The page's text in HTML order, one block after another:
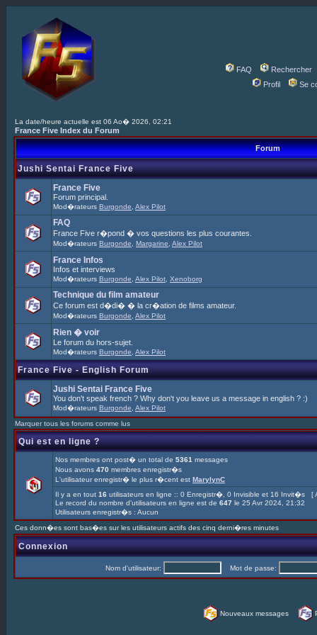
FAQ
Rechercher
Profil
Se
La date/heure actuelle est 06 Ao� 2026, 02:21
France Five Index du Forum
Forum
Jushi Sentai France Five
France Five
Forum principal.
Mod�rateurs Burgonde Alex Pilot
FAQ
France Five r�pond � vos questions les plus courantes.
Mod�rateurs Burgonde Margarine Alex Pilot
France Infos
Infos et interviews
Mod�rateurs Burgonde Alex Pilot Xenoborg
Technique du film amateur
Ce forum est d�di� � la cr�ation de films amateur.
Mod�rateurs Burgonde Alex Pilot
Rien � voir
Le forum du hors-sujet.
Mod�rateurs Burgonde Alex Pilot
France Five - English Forum
Jushi Sentai France Five
You don't speak french ? Why don't you leave us a message in english ? :)
Mod�rateurs Burgonde Alex Pilot
Marquer tous les forums comme lus
Qui est en ligne ?
Nos membres ont post� un total de 5361 messages
Nous avons 470 membres enregistr�s
L'utilisateur enregistr� le plus r�cent est MarylynC
Il y a en tout 16 utilisateurs en ligne :: 0 Enregistr�, 0 Invisible et 16 Invit�s [
Le record du nombre d'utilisateurs en ligne est de 647 le 25 Avr 2024, 21:32
Utilisateurs enregistr�s : Aucun
Ces donn�es sont bas�es sur les utilisateurs actifs des cinq derni�res minutes
Connexion
Nom d'utilisateur: Mot de passe:
Nouveaux messages